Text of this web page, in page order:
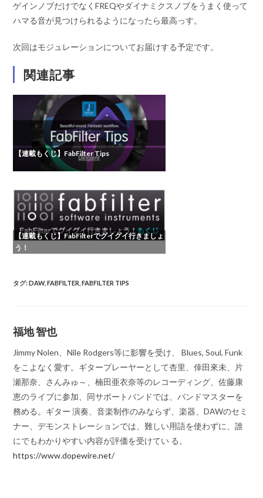
ゲインノブだけでなくFREQやダイナミクスノブをうまく使って
ハマる音が見つけられるようになったら最高っす。
次回はモジュレーションについてお届けする予定です。
関連記事
【連載もくじ】FabFilter Tips
【連載もくじ】FabFilterでグイグイ行きましょ
う！
タグ:DAW, FABFILTER FABFILTER TIPS
福地 智也
Jimmy Nolen、Nile Rodgers等に影響を受け、 Blues, Soul, Funk
をこよなく愛す。ギタープレーヤーとして杏里、倖田來未、片
瀬那奈、さんみゅ～、楠田亜衣奈等のレコーディング、佐藤康
恵のライブに参加、同サポートバンドでは、バンドマスターを
務める。ギター 演奏、音楽制作のみならず、楽器、DAWのセミ
ナー、デモンストレーションでは、難しい用語を使わずに、誰
にでもわかりやすい内容が評価を受けてい る。
https://www.dopewire.net/